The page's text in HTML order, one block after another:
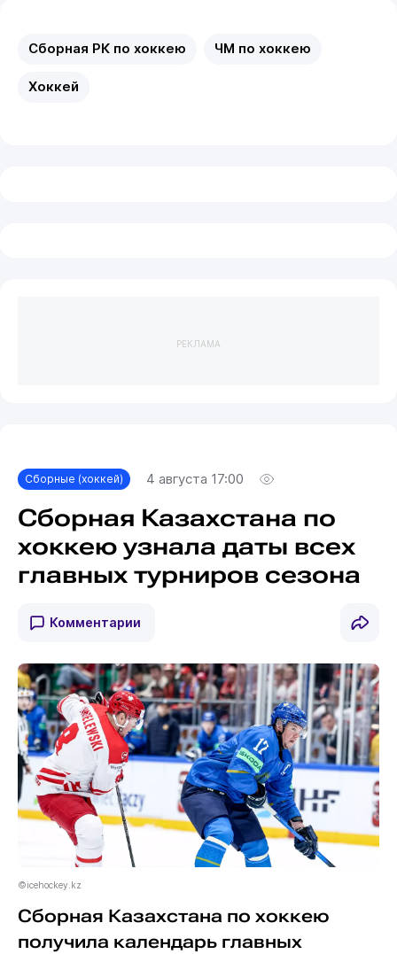
Сборная РК по хоккею ЧМ по хоккею
Хоккей
РЕКЛАМА
Сборные (хоккей) 4 августа 17:00
Сборная Казахстана по
хоккею узнала даты всех
главных турниров сезона
Комментарии
©icehockey.kz
Сборная Казахстана по хоккею
получила календарь главных